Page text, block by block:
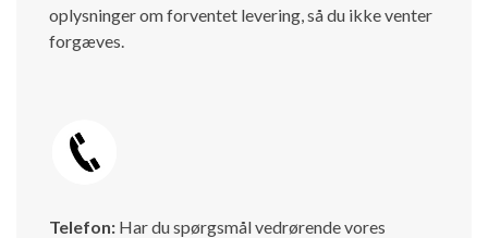
oplysninger om forventet levering, så du ikke venter
forgæves.
Telefon: Har du spørgsmål vedrørende vores